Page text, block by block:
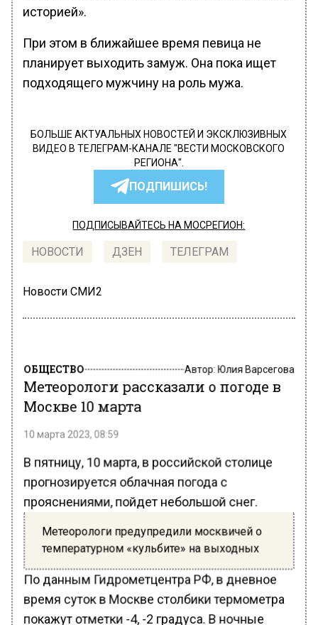
историей».
При этом в ближайшее время певица не
планирует выходить замуж. Она пока ищет
подходящего мужчину на роль мужа.
БОЛЬШЕ АКТУАЛЬНЫХ НОВОСТЕЙ И ЭКСКЛЮЗИВНЫХ
ВИДЕО В ТЕЛЕГРАМ-КАНАЛЕ "ВЕСТИ МОСКОВСКОГО
РЕГИОНА".
ПОДПИШИСЬ!
ПОДПИСЫВАЙТЕСЬ НА МОСРЕГИОН:
НОВОСТИ ДЗЕН ТЕЛЕГРАМ
Новости СМИ2
ОБЩЕСТВО Автор:Юлия Варсегова
Метеорологи рассказали о погоде в
Москве 10 марта
10 марта 2023, 08:59
В пятницу, 10 марта, в российской столице
прогнозируется облачная погода с
прояснениями, пойдет небольшой снег.
Метеорологи предупредили москвичей о
температурном «кульбите» на выходных
По данным Гидрометцентра РФ, в дневное
время суток в Москве столбики термометра
покажут отметки -4, -2 градуса. В ночные